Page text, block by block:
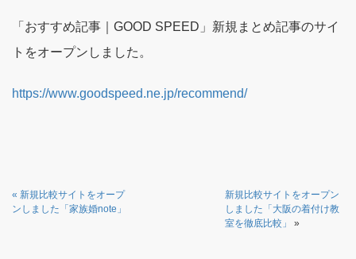
「おすすめ記事｜GOOD SPEED」新規まとめ記事のサイ
トをオープンしました。
https://www.goodspeed.ne.jp/recommend/
« 新規比較サイトをオープ
ンしました「家族婚note」
新規比較サイトをオープン
しました「大阪の着付け教
室を徹底比較」
»